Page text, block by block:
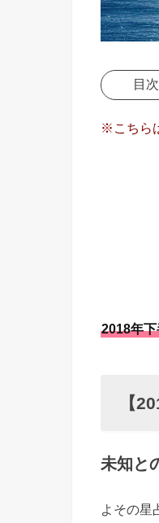
目次
※こちら
2018年
【
未知と
よその星